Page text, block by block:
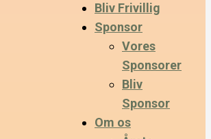
Bliv Frivillig
Sponsor
Vores
Sponsorer
Bliv
Sponsor
Om os